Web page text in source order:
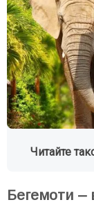
Читайте
Бегемоти –